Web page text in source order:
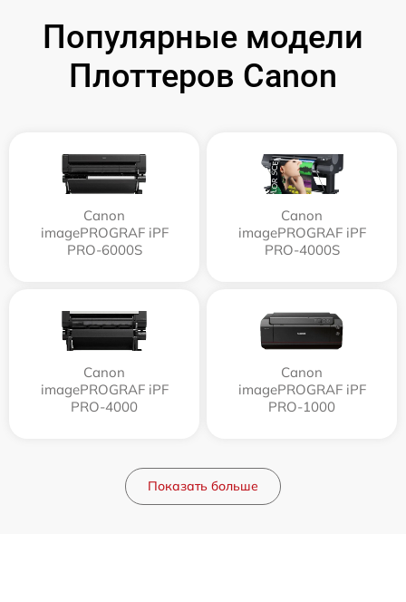
Популярные модели
Плоттеров Canon
Canon
imagePROGRAF iPF
PRO-6000S
Canon
imagePROGRAF iPF
PRO-4000S
Canon
imagePROGRAF iPF
PRO-4000
Canon
imagePROGRAF iPF
PRO-1000
Показать больше